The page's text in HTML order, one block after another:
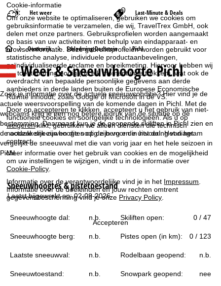
Cookie-informatie
Om onze website te optimaliseren, gebruiken we cookies om
gebruiksinformatie te verzamelen, die wij, TravelTrex GmbH, ook
delen met onze partners. Gebruiksprofielen worden aangemaakt
op basis van uw activiteiten met behulp van eindapparaat- en
browserinformatie. Deze gebruiksprofielen worden gebruikt voor
statistische analyse, individuele productaanbevelingen,
geïndividualiseerde reclame en bereikmeting. Hiervoor hebben wij
uw toestemming nodig (op elk moment in te trekken), wat ook de
overdracht van bepaalde persoonlijke gegevens aan derde
aanbieders in derde landen buiten de Europese Economische
Ruimte inhoudt, zoals Google of Microsoft in de VS.
Door opaccepteren te klikken, accepteert u het gebruik van niet-
functionele cookies en soortgelijke technologieën. Als u op
weigerenklikt, gebruiken we alleen diensten die technisch
noodzakelijk zijn en die nodig zijn voor de uitvoering van het
contract.
Meer informatie over het gebruik van cookies en de mogelijkheid
om uw instellingen te wijzigen, vindt u in de informatie over
Cookie-Policy
Informatie over de verantwoordelijke vind je in het Impressum
Informatie over de doeleinden en jouw rechten omtrent
gegevensbescherming vind je onze Privacy Policy
Accepteren
Het weer Last-Minute & Deals
S
t
a
r
t
p
a
g
Oostenrijk Schladming-Dachstein Pichl
Weer & Sneeuwhoogte Pichl
Zoek je informatie over de actuele sneeuwconditie? Hier vind je de
actuele weersvoorspelling van de komende dagen in Pichl. Met de
webcams krijg je een nog betere indruk van de situatie op de
bestemming. Daarnaast kun je de geopende skiliften in Pichl zien en
de actuele sneeuwhoogtes op de berg en in het dal. Het diagram
vergelijkt de sneeuwval met die van vorig jaar en het hele seizoen in
Pichl.
Sneeuwhoogtes & pistetoestand
Laatst bijgewerkt op: 02-08-2026
Sneeuwhoogte dal: n.b. Skiliften open: 0 / 47
Sneeuwhoogte berg: n.b. Pistes open (in km): 0 / 123
Laatste sneeuwval: n.b. Rodelbaan geopend: n.b.
Sneeuwtoestand: n.b. Snowpark geopend: nee